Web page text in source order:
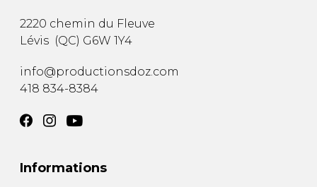
2220 chemin du Fleuve
Lévis (QC) G6W 1Y4
info@productionsdoz.com
418 834-8384
Informations